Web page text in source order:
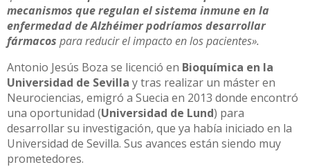
mecanismos que regulan el sistema inmune en la
enfermedad de Alzhéimer podríamos desarrollar
fármacos para reducir el impacto en los pacientes».
Antonio Jesús Boza se licenció en Bioquímica en la
Universidad de Sevilla y tras realizar un máster en
Neurociencias, emigró a Suecia en 2013 donde encontró
una oportunidad (Universidad de Lund) para
desarrollar su investigación, que ya había iniciado en la
Universidad de Sevilla. Sus avances están siendo muy
prometedores.